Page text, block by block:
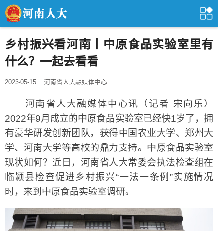
乡村振兴看河南丨中原食品实验室里有
什么？一起去看看
2023-05-15 河南省人大融媒体中心
河南省人大融媒体中心讯（记者 宋向乐）
2022年9月成立的中原食品实验室已经快1岁了，拥
有豪华研发创新团队，获得中国农业大学、郑州大
学、河南大学等高校的鼎力支持。中原食品实验室
现状如何？近日，河南省人大常委会执法检查组在
临颍县检查促进乡村振兴“一法一条例”实施情况
时，来到中原食品实验室调研。